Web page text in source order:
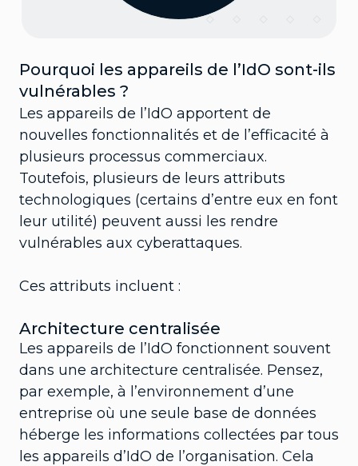
Pourquoi les appareils de l’IdO sont-ils
vulnérables ?
Les appareils de l’IdO apportent de
nouvelles fonctionnalités et de l’efficacité à
plusieurs processus commerciaux.
Toutefois, plusieurs de leurs attributs
technologiques (certains d’entre eux en font
leur utilité) peuvent aussi les rendre
vulnérables aux cyberattaques.
Ces attributs incluent :
Architecture centralisée
Les appareils de l’IdO fonctionnent souvent
dans une architecture centralisée. Pensez,
par exemple, à l’environnement d’une
entreprise où une seule base de données
héberge les informations collectées par tous
les appareils d’IdO de l’organisation. Cela